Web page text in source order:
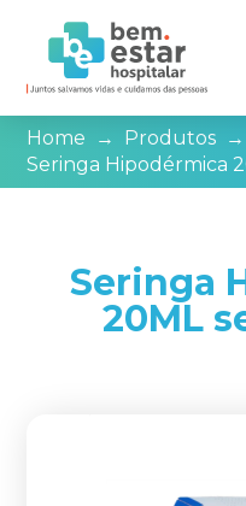
Home → Produtos →
Seringa Hipodérmica
Seringa
20ML